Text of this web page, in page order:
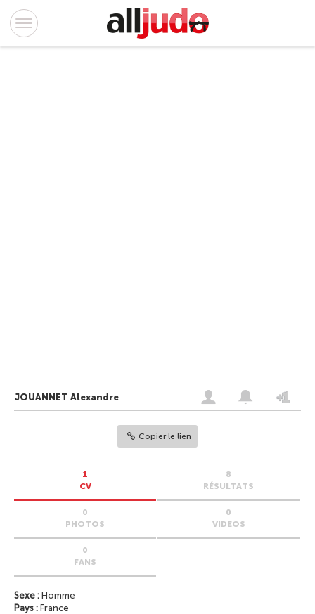
JOUANNET Alexandre
Copier le lien
1
CV
8
RÉSULTATS
0
PHOTOS
0
VIDEOS
0
FANS
Sexe : Homme
Pays : France